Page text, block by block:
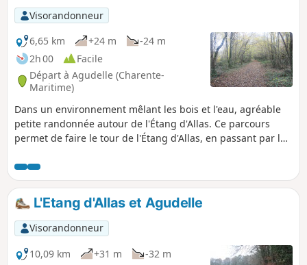
Visorandonneur
6,65 km
+24 m
-24 m
2h 00
Facile
Départ à Agudelle (Charente-
Maritime)
Dans un environnement mêlant les bois et l'eau, agréable
petite randonnée autour de l'Étang d'Allas. Ce parcours
permet de faire le tour de l'Étang d'Allas, en passant par la
L'Etang d'Allas et Agudelle
Visorandonneur
10,09 km
+31 m
-32 m